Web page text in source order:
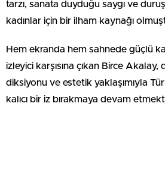
tarzı, sanata duyduğu saygı ve
kadınlar için bir ilham kaynağı
Hem ekranda hem sahnede güçlü
izleyici karşısına çıkan Birce
diksiyonu ve estetik yaklaşımıyla
kalıcı bir iz bırakmaya devam